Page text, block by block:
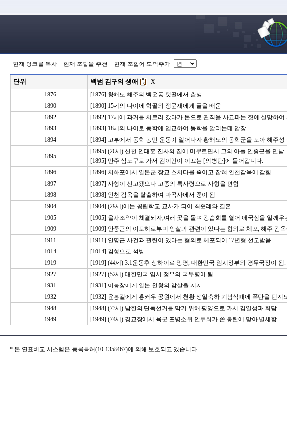
현재 링크를 복사 현재 조합을 추천 현재 조합에 토픽추가
단위 백범 김구의 생애
X
1876
[1876] 황해도 해주의 백운동 텃골에서 출생
1890
[1890] 15세의 나이에 학골의 정문재에게 글을 배움
1892
[1892] 17세에 과거를 치르러 갔다가 돈으로 관직을 사고파는 짓에 실망하
1893
[1893] 18세의 나이로 동학에 입교하여 동학을 알리는데 압장
1894
[1894] 고부에서 동학 농민 운동이 일어나자 황해도의 동학군을 모아 해주성
1895
[1895] (20세) 신천 안태훈 진사의 집에 머무르면서 그의 아들 안중근을 만남
[1895] 만주 삼도구로 가서 김이언이 이끄는 [의병단]에 들어갑니다.
1896
[1896] 치하포에서 일본군 장교 스치다를 죽이고 잡혀 인천감옥에 갇힘
1897
[1897] 사형이 선고됐으나 고종의 특사령으로 사형을 면함
1898
[1898] 인천 감옥을 탈출하여 마곡사에서 중이 됨
1904
[1904] (29세)에는 공립학교 교사가 되어 최준례와 결혼
1905
[1905] 을사조약이 체결되자,여러 곳을 돌며 강습회를 열어 애국심을 일깨우
1909
[1909] 안중근의 이토히로부미 암살과 관련이 있다는 혐의로 체포, 해주 감
1911
[1911] 안명근 사건과 관련이 있다는 혐의로 체포되어 17년형 선고받음
1914
[1914] 감형으로 석방
1919
[1919] (44세) 3.1운동후 상하이로 망명, 대한민국 임시정부의 경무국장이 됨.
1927
[1927] (52세) 대한민국 임시 정부의 국무령이 됨
1931
[1931] 이봉창에게 일본 천황의 암살을 지지
1932
[1932] 윤봉길에게 홍커우 공원에서 천황 생일축하 기념식때에 폭탄을 던지
1948
[1948] (73세) 남한의 단독선거를 막기 위해 평양으로 가서 김일성과 회담
1949
[1949] (74세) 경교장에서 육군 포병소위 안두희가 쏜 총탄에 맞아 별세함.
* 본 연표비교 시스템은 등록특허(10-1358467)에 의해 보호되고 있습니다.